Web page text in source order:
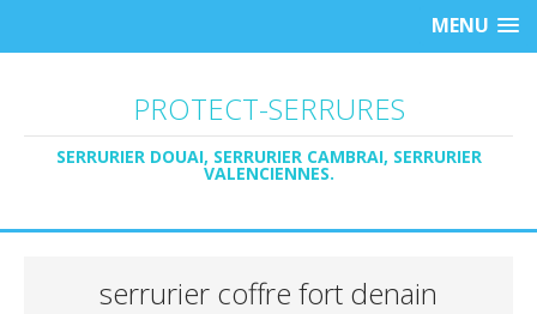
MENU
PROTECT-SERRURES
SERRURIER DOUAI, SERRURIER CAMBRAI, SERRURIER
VALENCIENNES.
serrurier coffre fort denain